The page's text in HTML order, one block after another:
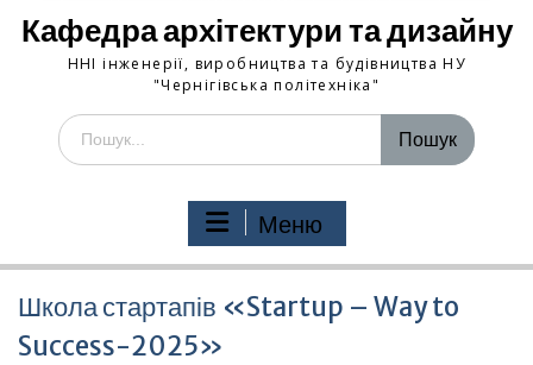
Кафедра архітектури та дизайну
ННІ інженерії, виробництва та будівництва НУ
"Чернігівська політехніка"
Шукати:
Меню
Школа стартапів «Startup – Way to
Success-2025»